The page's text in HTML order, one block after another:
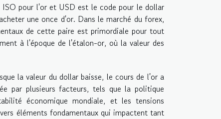
pour l'or et USD est le code pour le dollar
une once d'or. Dans le marché du forex,
de cette paire est primordiale pour tout
à l'époque de l'étalon-or, où la valeur des
la valeur du dollar baisse, le cours de l'or a
par plusieurs facteurs, tels que la politique
économique mondiale, et les tensions
éléments fondamentaux qui impactent tant